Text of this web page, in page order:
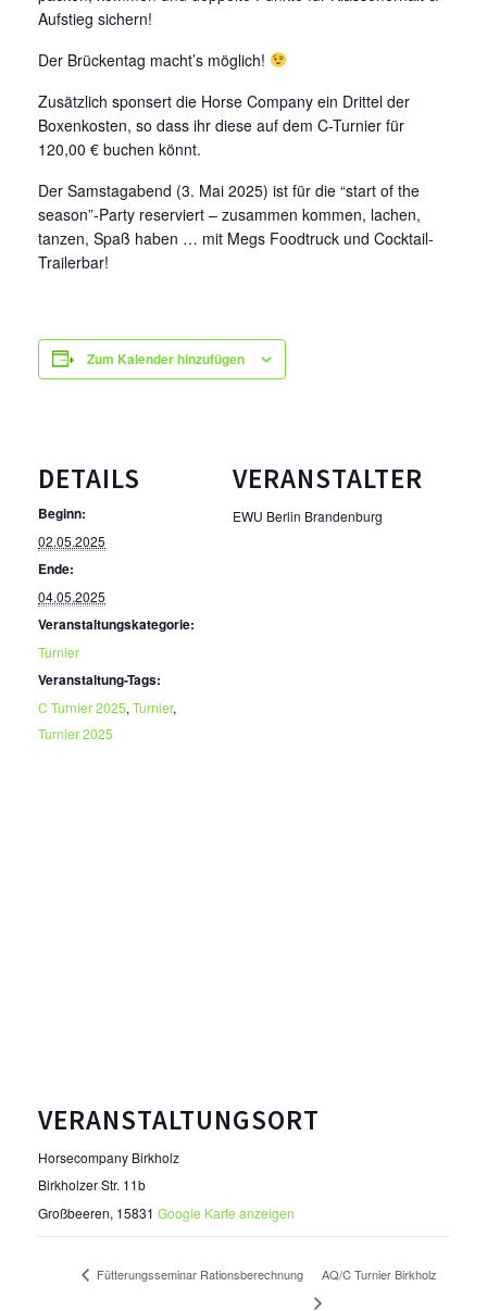
KIDS CLUB
MITGLIED WERDEN
IMPRESSUM
DATENSCHUTZ
SPONSOR WERDEN
TRAINERAUSBILDUNG
AUSBILDUNG TURNIERFACHLEUTE
EWU-SHOP
LOGIN
Aufstieg sichern!
Der Brückentag macht’s möglich!
Zusätzlich sponsert die Horse Company ein Drittel der
Boxenkosten, so dass ihr diese auf dem C-Turnier für
120,00 € buchen könnt.
Der Samstagabend (3. Mai 2025) ist für die “start of the
season”-Party reserviert – zusammen kommen, lachen,
tanzen, Spaß haben … mit Megs Foodtruck und Cocktail-
Trailerbar!
Zum Kalender hinzufügen
DETAILS
Beginn:
02.05.2025
Ende:
04.05.2025
Veranstaltungskategorie:
Turnier
Veranstaltung-Tags:
C Turnier 2025, Turnier,
Turnier 2025
VERANSTALTER
EWU Berlin Brandenburg
VERANSTALTUNGSORT
Horsecompany Birkholz
Birkholzer Str. 11b
Großbeeren, 15831 Google Karte anzeigen
Fütterungsseminar Rationsberechnung AQ/C Turnier Birkholz